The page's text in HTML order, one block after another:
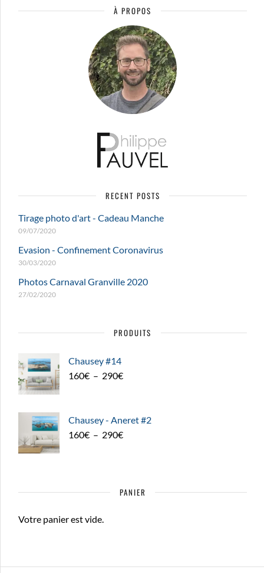
À PROPOS
RECENT POSTS
Tirage photo d'art - Cadeau Manche
09/07/2020
Evasion - Confinement Coronavirus
30/03/2020
Photos Carnaval Granville 2020
27/02/2020
PRODUITS
Chausey #14
160€ – 290€Plage
160€
à
Chausey - Aneret #2
160€ – 290€Plage
à
PANIER
Votre panier est vide.